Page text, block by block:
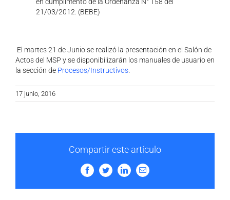
21/03/2012. (BEBE)
El martes 21 de Junio se realizó la presentación en el Salón de
Actos del MSP y se disponibilizarán los manuales de usuario en
la sección de Procesos/Instructivos
17 junio, 2016
Compartir este artículo
FacebookTwitterLinkedInEmail